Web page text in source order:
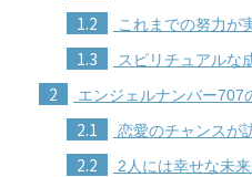
1.2 これまでの努力が
1.3 スピリチュアルな
2 エンジェルナンバー707
2.1 恋愛のチャンスが
2.2 2人には幸せな未